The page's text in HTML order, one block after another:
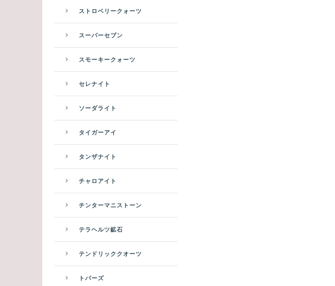
ストロベリークォーツ
スーパーセブン
スモーキークォーツ
セレナイト
ソーダライト
タイガーアイ
タンザナイト
チャロアイト
チンターマニストーン
テラヘルツ鉱石
テンドリッククオーツ
トパーズ